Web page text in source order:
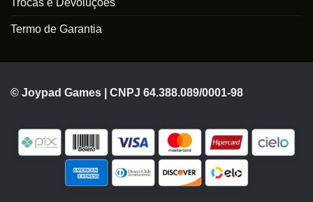
Termo de Garantia
© Joypad Games | CNPJ 64.388.089/0001-98